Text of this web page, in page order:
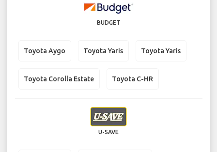
BUDGET
Toyota Aygo Toyota Yaris Toyota Yaris
Toyota Corolla Estate Toyota C-HR
U-SAVE